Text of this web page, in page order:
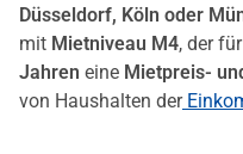
Düsseldorf, Köln oder
mit Mietniveau M4, der
Jahren eine Mietpreis-
von Haushalten der